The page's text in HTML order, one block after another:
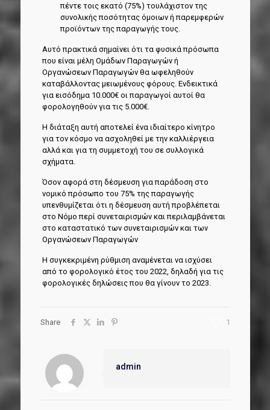
πέντε τοις εκατό (75%) τουλάχιστον της
συνολικής ποσότητας όμοιων ή παρεμφερών
προϊόντων της παραγωγής τους.
Αυτό πρακτικά σημαίνει ότι τα φυσικά πρόσωπα
που είναι μέλη Ομάδων Παραγωγών ή
Οργανώσεων Παραγωγών θα ωφεληθούν
καταβάλλοντας μειωμένους φόρους. Ενδεικτικά
για εισόδημα 10.000€ οι παραγωγοί αυτοί θα
φορολογηθούν για τις 5.000€.
Η διάταξη αυτή αποτελεί ένα ιδιαίτερο κίνητρο
για τον κόσμο να ασχοληθεί με την καλλιέργεια
αλλά και για τη συμμετοχή του σε συλλογικά
σχήματα.
Όσον αφορά στη δέσμευση για παράδοση στο
νομικό πρόσωπο του 75% της παραγωγής
υπενθυμίζεται ότι η δέσμευση αυτή προβλέπεται
στο Νόμο περί συνεταιρισμών και περιλαμβάνεται
στο καταστατικό των συνεταιρισμών και των
Οργανώσεων Παραγωγών
Η συγκεκριμένη ρύθμιση αναμένεται να ισχύσει
από το φορολογικό έτος του 2022, δηλαδή για τις
φορολογικές δηλώσεις που θα γίνουν το 2023.
Share 1
admin